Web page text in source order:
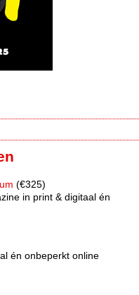
(€325)
in print & digitaal én
én onbeperkt online